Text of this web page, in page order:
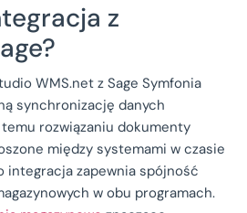
z
WMS.net z Sage Symfonia
synchronizację danych
rozwiązaniu dokumenty
między systemami w czasie
integracja zapewnia spójność
w obu programach.